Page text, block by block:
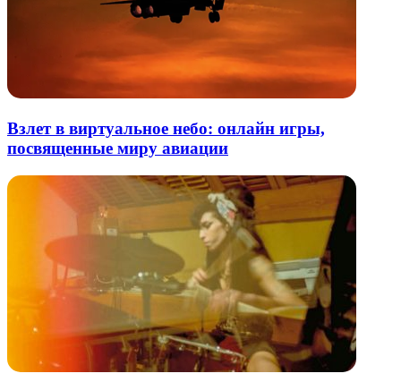
Взлет в виртуальное небо: онлайн игры,
посвященные миру авиации